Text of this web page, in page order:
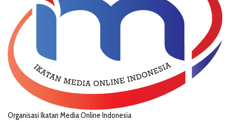
Organisasi Ikatan Media Online Indonesia